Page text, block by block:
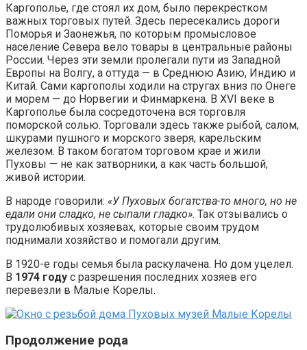
Каргополье, где стоял их дом, было перекрёстком
важных торговых путей. Здесь пересекались дороги
Поморья и Заонежья, по которым промысловое
население Севера вело товары в центральные районы
России. Через эти земли пролегали пути из Западной
Европы на Волгу, а оттуда — в Среднюю Азию, Индию и
Китай. Сами каргополы ходили на стругах вниз по Онеге
и морем — до Норвегии и Финмаркена. В XVI веке в
Каргополье была сосредоточена вся торговля
поморской солью. Торговали здесь также рыбой, салом,
шкурами пушного и морского зверя, карельским
железом. В таком богатом торговом крае и жили
Пуховы — не как затворники, а как часть большой,
живой истории.
В народе говорили: «У Пуховых богатства-то много, но не
едали они сладко, не сыпали гладко». Так отзывались о
трудолюбивых хозяевах, которые своим трудом
поднимали хозяйство и помогали другим.
В 1920-е годы семья была раскулачена. Но дом уцелел.
В 1974 году с разрешения последних хозяев его
перевезли в Малые Корелы.
Продолжение рода